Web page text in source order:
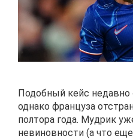
Подобный кейс недавно
однако француза
полтора года. Мудрик
невиновности (а что